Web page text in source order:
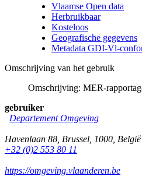
Vlaamse Open data
Herbruikbaar
Kosteloos
Geografische gegevens
Metadata GDI-Vl-
Omschrijving van het gebruik
Omschrijving: MER-
gebruiker
Departement Omgeving
Havenlaan 88 Brussel 1000 België
+32 (0)2 553 80 11
https://omgeving.vlaanderen.be